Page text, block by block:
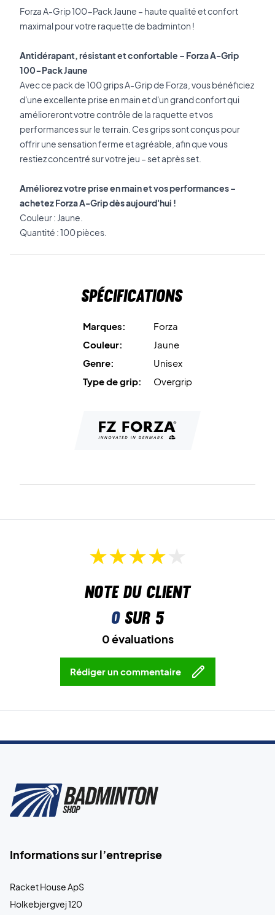
Forza A-Grip 100-Pack Jaune – haute qualité et confort
maximal pour votre raquette de badminton !
Antidérapant, résistant et confortable – Forza A-Grip
100-Pack Jaune
Avec ce pack de 100 grips A-Grip de Forza, vous bénéficiez
d'une excellente prise en main et d'un grand confort qui
amélioreront votre contrôle de la raquette et vos
performances sur le terrain. Ces grips sont conçus pour
offrir une sensation ferme et agréable, afin que vous
restiez concentré sur votre jeu – set après set.
Améliorez votre prise en main et vos performances –
achetez Forza A-Grip dès aujourd'hui !
Couleur : Jaune.
Quantité : 100 pièces.
Spécifications
Marques:
Forza
Couleur:
Jaune
Genre:
Unisex
Type de grip:
Overgrip
Note du client
0sur 5
0 évaluations
Rédiger un commentaire
Informations sur l’entreprise
Racket House ApS
Holkebjergvej 120